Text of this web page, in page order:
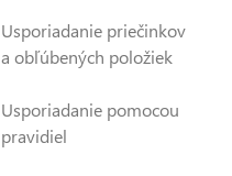
Usporiadanie priečinkov
a obľúbených položiek
Usporiadanie pomocou
pravidiel